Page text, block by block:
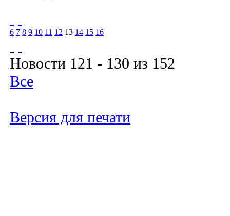
6 7 8 9 10 11 12 13 14 15 16
Новости 121 - 130 из 152
Все
Версия для печати